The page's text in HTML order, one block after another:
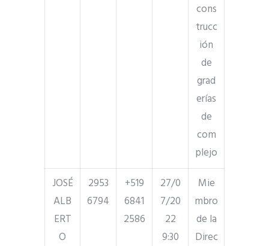
cons
trucc
ión
de
grad
erías
de
com
plejo
JOSÉ
ALB
ERT
O
2953
6794
+519
6841
2586
27/0
7/20
22
9:30
Mie
mbro
de la
Direc